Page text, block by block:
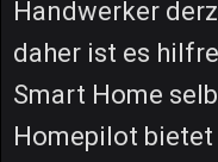
Handwerker
daher ist es
Smart Home
Homepilot